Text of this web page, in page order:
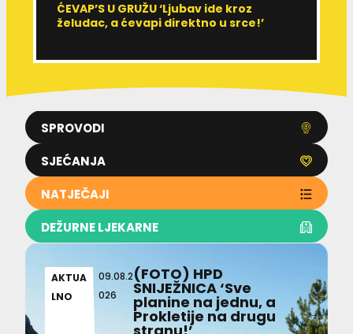
SPROVODI
SJEĆANJA
NATJEČAJI
DEŽURNE LJEKARNE
ĆEVAP’S U GRUŽU ‘Ljubav ide kroz
želudac, a ćevapi direktno u srce!’
AKTUA
LNO
09.08.2
026
(FOTO) HPD
SNIJEŽNICA ‘Sve
planine na jednu, a
Prokletije na drugu